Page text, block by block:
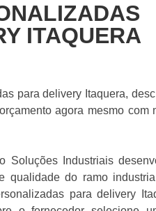
ITAQUERA
para delivery Itaquera,
agora mesmo com
Soluções Industriais
qualidade do ramo
para delivery